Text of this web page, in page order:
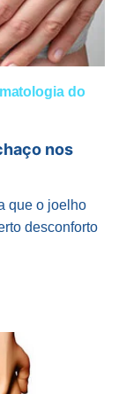
do
nos
que o joelho
desconforto